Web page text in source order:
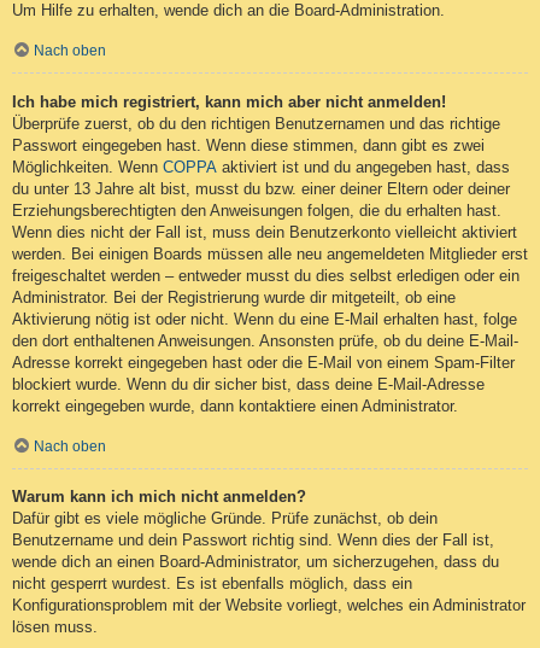
Um Hilfe zu erhalten, wende dich an die Board-Administration.
Nach oben
Ich habe mich registriert, kann mich aber nicht anmelden!
Überprüfe zuerst, ob du den richtigen Benutzernamen und das richtige
Passwort eingegeben hast. Wenn diese stimmen, dann gibt es zwei
Möglichkeiten. Wenn COPPA aktiviert ist und du angegeben hast, dass
du unter 13 Jahre alt bist, musst du bzw. einer deiner Eltern oder deiner
Erziehungsberechtigten den Anweisungen folgen, die du erhalten hast.
Wenn dies nicht der Fall ist, muss dein Benutzerkonto vielleicht aktiviert
werden. Bei einigen Boards müssen alle neu angemeldeten Mitglieder erst
freigeschaltet werden – entweder musst du dies selbst erledigen oder ein
Administrator. Bei der Registrierung wurde dir mitgeteilt, ob eine
Aktivierung nötig ist oder nicht. Wenn du eine E-Mail erhalten hast, folge
den dort enthaltenen Anweisungen. Ansonsten prüfe, ob du deine E-Mail-
Adresse korrekt eingegeben hast oder die E-Mail von einem Spam-Filter
blockiert wurde. Wenn du dir sicher bist, dass deine E-Mail-Adresse
korrekt eingegeben wurde, dann kontaktiere einen Administrator.
Nach oben
Warum kann ich mich nicht anmelden?
Dafür gibt es viele mögliche Gründe. Prüfe zunächst, ob dein
Benutzername und dein Passwort richtig sind. Wenn dies der Fall ist,
wende dich an einen Board-Administrator, um sicherzugehen, dass du
nicht gesperrt wurdest. Es ist ebenfalls möglich, dass ein
Konfigurationsproblem mit der Website vorliegt, welches ein Administrator
lösen muss.